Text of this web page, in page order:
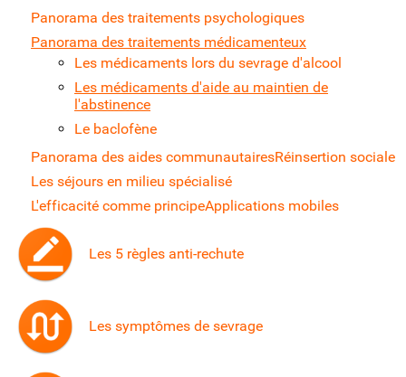
Panorama des traitements psychologiques
Panorama des traitements médicamenteux
Les médicaments lors du sevrage d'alcool
Les médicaments d'aide au maintien de
l'abstinence
Le baclofène
Panorama des aides communautairesRéinsertion sociale
Les séjours en milieu spécialisé
L'efficacité comme principeApplications mobiles
Les 5 règles anti-rechute
Les symptômes de sevrage